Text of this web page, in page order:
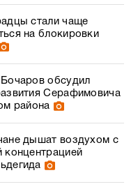
стали чаще
на блокировки
обсудил
Серафимовича
района
дышат воздухом с
концентрацией